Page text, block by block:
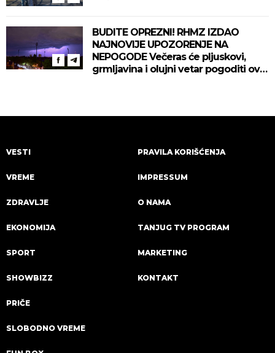
BUDITE OPREZNI! RHMZ IZDAO
NAJNOVIJE UPOZORENJE NA
NEPOGODE Večeras će pljuskovi,
grmljavina i olujni vetar pogoditi ove
VESTI
VREME
ZDRAVLJE
EKONOMIJA
SPORT
SHOWBIZZ
PRIČE
SLOBODNO VREME
PRAVILA KORIŠĆENJA
IMPRESSUM
O NAMA
TANJUG TV PROGRAM
MARKETING
KONTAKT